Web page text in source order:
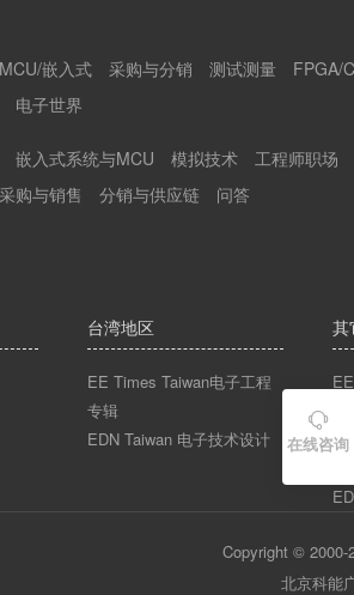
MCU/嵌入式 采购与分销 测试测量
FPGA/
电子世界
嵌入式系统与MCU 模拟技术
工程师职场
采购与销售 分销与供应链 问答
台湾地区
EE Times Taiwan电子工程
专辑
EDN Taiwan 电子技术设计
其
Copyright © 2000-
北京科能

在线咨询